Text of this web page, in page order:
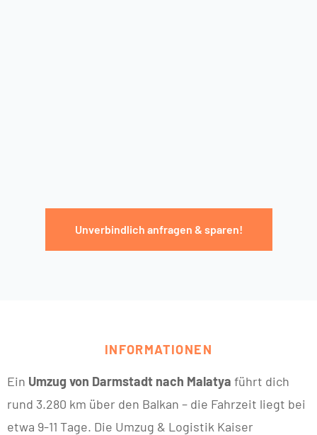
Unverbindlich anfragen & sparen!
INFORMATIONEN
Ein Umzug von Darmstadt nach Malatya führt dich
rund 3.280 km über den Balkan – die Fahrzeit liegt bei
etwa 9-11 Tage. Die Umzug & Logistik Kaiser